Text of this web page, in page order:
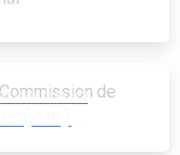
de la
(CIP)